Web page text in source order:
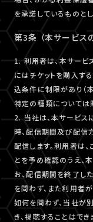
を承諾しているものと
第3条 （本サービス
1. 利用者は、本サービ
にはチケットを購入す
込条件に制限があり（
特定の種類については
2. 当社は、本サービス
時、配信期間及び配信
配信します。利用者は
とを予め確認のうえ、
お、配信期間を終了し
を問わず、また利用者
如何を問わず、当社が
き、視聴することはでき